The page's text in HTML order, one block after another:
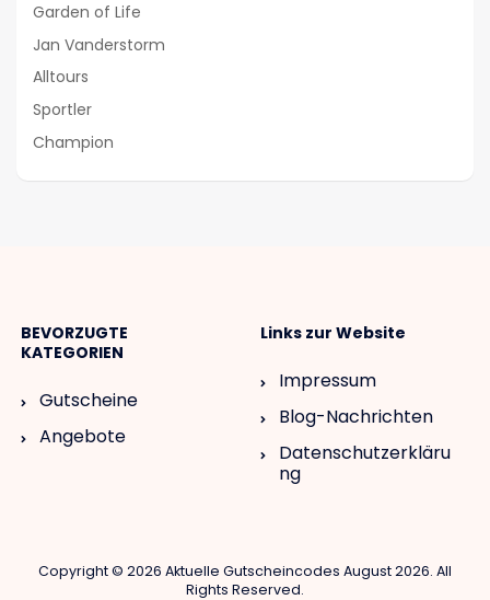
Garden of Life
Jan Vanderstorm
Alltours
Sportler
Champion
BEVORZUGTE
KATEGORIEN
Gutscheine
Angebote
Links zur Website
Impressum
Blog-Nachrichten
Datenschutzerkläru
ng
Copyright © 2026 Aktuelle Gutscheincodes August 2026. All
Rights Reserved.